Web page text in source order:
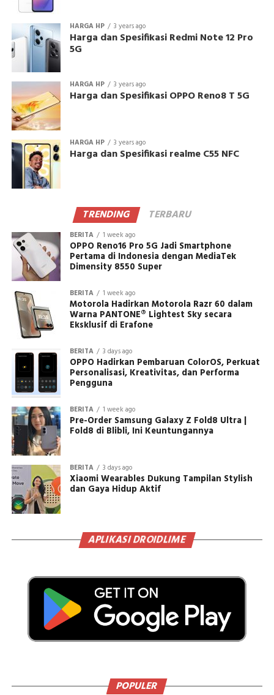
HARGA HP 3 years ago
Harga dan Spesifikasi Redmi Note 12 Pro
5G
HARGA HP 3 years ago
Harga dan Spesifikasi OPPO Reno8 T 5G
HARGA HP 3 years ago
Harga dan Spesifikasi realme C55 NFC
TRENDING TERBARU
BERITA 1 week ago
OPPO Reno16 Pro 5G Jadi Smartphone
Pertama di Indonesia dengan MediaTek
Dimensity 8550 Super
BERITA 1 week ago
Motorola Hadirkan Motorola Razr 60 dalam
Warna PANTONE® Lightest Sky secara
Eksklusif di Erafone
BERITA 3 days ago
OPPO Hadirkan Pembaruan ColorOS, Perkuat
Personalisasi, Kreativitas, dan Performa
Pengguna
BERITA 1 week ago
Pre-Order Samsung Galaxy Z Fold8 Ultra |
Fold8 di Blibli, Ini Keuntungannya
BERITA 3 days ago
Xiaomi Wearables Dukung Tampilan Stylish
dan Gaya Hidup Aktif
APLIKASI DROIDLIME
POPULER